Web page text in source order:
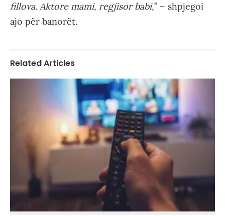
fillova. Aktore mami, regjisor babi,” – shpjegoi
ajo për banorët.
Related Articles